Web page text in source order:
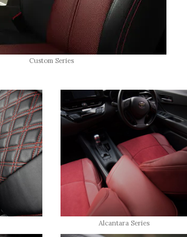
Custom Series
Alcantara Series